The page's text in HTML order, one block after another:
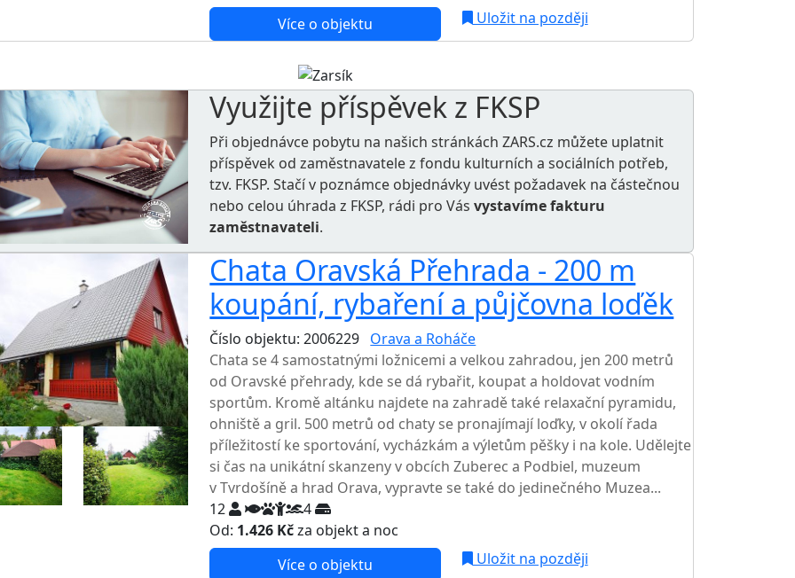
Více o objektu Uložit na později
Využijte příspěvek z FKSP
Při objednávce pobytu na našich stránkách ZARS.cz můžete uplatnit
příspěvek od zaměstnavatele zfondu kulturních a sociálních potřeb,
tzv. FKSP. Stačí v poznámce objednávky uvést požadavek na částečnou
nebo celou úhrada z FKSP, rádi pro Vásvystavíme fakturu
zaměstnavateli.
Chata Oravská Přehrada - 200 m
koupání, rybaření a půjčovna loďěk
Číslo objektu: 2006229 Orava a Roháče
Chata se 4 samostatnými ložnicemi a velkou zahradou, jen 200 metrů
od Oravské přehrady, kde se dá rybařit, koupat a holdovat vodním
sportům. Kromě altánku najdete na zahradě také relaxační pyramidu,
ohniště a gril. 500 metrů od chaty se pronajímají loďky, v okolí řada
příležitostí ke sportování, vycházkám a výletům pěšky i na kole. Udělejte
si čas na unikátní skanzeny v obcích Zuberec a Podbiel, muzeum
v Tvrdošíně a hrad Orava, vypravte se také do jedinečného Muzea...
12
4
Od: 1.426 Kčza objekt a noc
Více o objektu
Uložit na později